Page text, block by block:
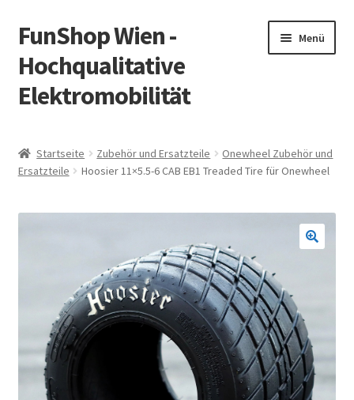
Zur
Navigation
springen
Zum
Inhalt
springen
FunShop Wien -
Hochqualitative
Elektromobilität
Menü
öffnen
Informationen zur Rechtslage in Österreich
Vorsicht Internetbetrug
öffnen
Impressum
Zum Onlineshop in der Web Version
Startseite Zubehör und Ersatzteile
Onewheel Zubehör und
Ersatzteile
Hoosier 11×5.5-6 CAB EB1 Treaded Tire für Onewheel